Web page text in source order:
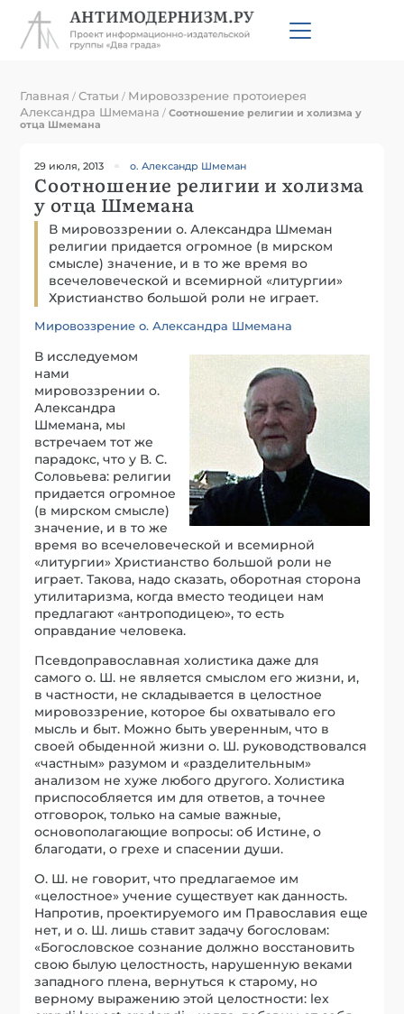
Главная /Статьи / Мировоззрение протоиерея
Александра Шмемана /Соотношение религии и холизма у
отца Шмемана
29 июля, 2013 о. Александр Шмеман
Соотношение религии и холизма
у отца Шмемана
В мировоззрении о. Александра Шмеман
религии придается огромное (в мирском
смысле) значение, и в то же время во
всечеловеческой и всемирной «литургии»
Христианство большой роли не играет.
Мировоззрение о. Александра Шмемана
В исследуемом
нами
мировоззрении о.
Александра
Шмемана, мы
встречаем тот же
парадокс, что у В. С.
Соловьева: религии
придается огромное
(в мирском смысле)
значение, и в то же
время во всечеловеческой и всемирной
«литургии» Христианство большой роли не
играет. Такова, надо сказать, оборотная сторона
утилитаризма, когда вместо теодицеи нам
предлагают «антроподицею», то есть
оправдание человека.
Псевдоправославная холистика даже для
самого о. Ш. не является смыслом его жизни, и,
в частности, не складывается в целостное
мировоззрение, которое бы охватывало его
мысль и быт. Можно быть уверенным, что в
своей обыденной жизни о. Ш. руководствовался
«частным» разумом и «разделительным»
анализом не хуже любого другого. Холистика
приспособляется им для ответов, а точнее
отговорок, только на самые важные,
основополагающие вопросы: об Истине, о
благодати, о грехе и спасении души.
О. Ш. не говорит, что предлагаемое им
«целостное» учение существует как данность.
Напротив, проектируемого им Православия еще
нет, и о. Ш. лишь ставит задачу богословам:
«Богословское сознание должно восстановить
свою былую целостность, нарушенную веками
западного плена, вернуться к старому, но
верному выражению этой целостности: lex